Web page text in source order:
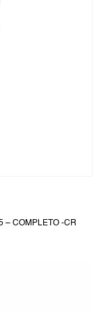
– COMPLETO -CR